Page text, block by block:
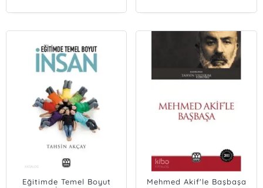
Eğitimde Temel Boyut
Mehmed Akif'le Başbaşa